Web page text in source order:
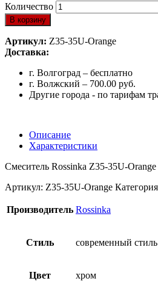
Количество
В корзину
Артикул: Z35-35U-Orange
Доставка:
г. Волгоград – бесплатно
г. Волжский – 700.00 руб.
Другие города - по тарифам
Описание
Характеристики
Смеситель Rossinka Z35-35U-
Артикул: Z35-35U-Orange
Производитель Rossinka
Стиль современный стиль
Цвет хром